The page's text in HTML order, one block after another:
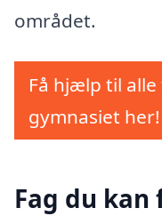
området.
Få hjælp til
gymnasiet her!
Fag du